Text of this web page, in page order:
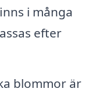
i många
efter
blommor är